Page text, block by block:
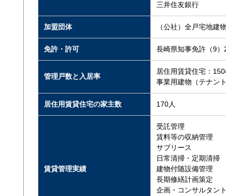
三井住友銀行
加盟団体 （公社）全戸宅地建
免許・許可 長崎県知事免許（9）
管理戸数と入居率
居住用賃貸住宅：
事業用建物（テナン
居住用賃貸住宅の家主数 170人
賃貸管理実績
受託管理
賃料等の収納管理
サブリース
日常清掃・定期清掃
建物付随設備管理
長期修繕計画策定
企画・コンサルタン